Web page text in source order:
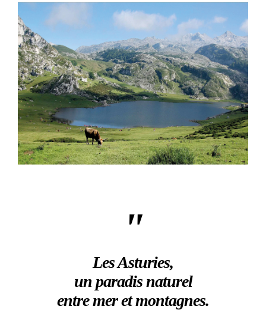
"
Les Asturies,
un paradis naturel
entre mer et montagnes.